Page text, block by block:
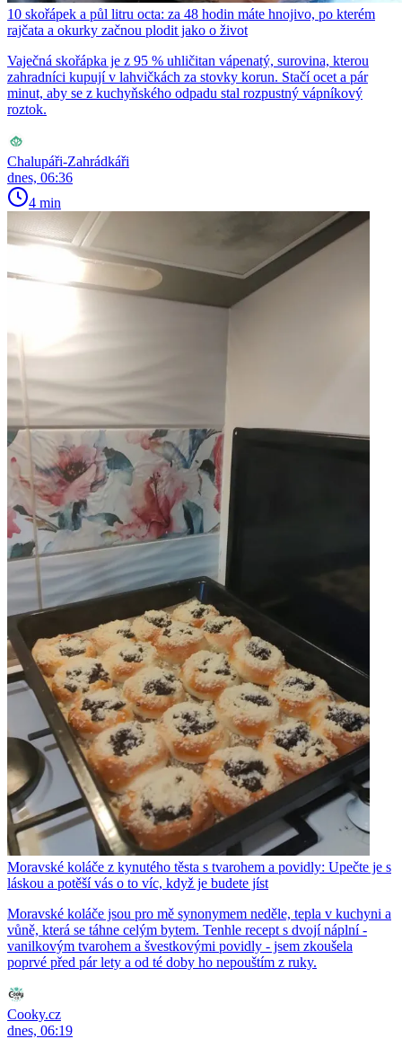
10 skořápek a půl litru octa: za 48 hodin máte hnojivo, po kterém
rajčata a okurky začnou plodit jako o život
Vaječná skořápka je z 95 % uhličitan vápenatý, surovina, kterou
zahradníci kupují v lahvičkách za stovky korun. Stačí ocet a pár
minut, aby se z kuchyňského odpadu stal rozpustný vápníkový
roztok.
Chalupáři-Zahrádkáři
dnes, 06:36
4 min
Moravské koláče z kynutého těsta s tvarohem a povidly: Upečte je s
láskou a potěší vás o to víc, když je budete jíst
Moravské koláče jsou pro mě synonymem neděle, tepla v kuchyni a
vůně, která se táhne celým bytem. Tenhle recept s dvojí náplní -
vanilkovým tvarohem a švestkovými povidly - jsem zkoušela
poprvé před pár lety a od té doby ho nepouštím z ruky.
Cooky.cz
dnes, 06:19